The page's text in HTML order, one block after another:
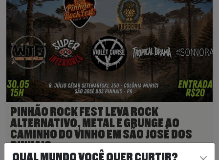
PINHÃO ROCK FEST LEVA ROCK
ALTERNATIVO, METAL E GRUNGE AO
CAMINHO DO VINHO EM SÃO JOSÉ DOS
PINHAIS
QUAL MUNDO VOCÊ QUER CURTIR?